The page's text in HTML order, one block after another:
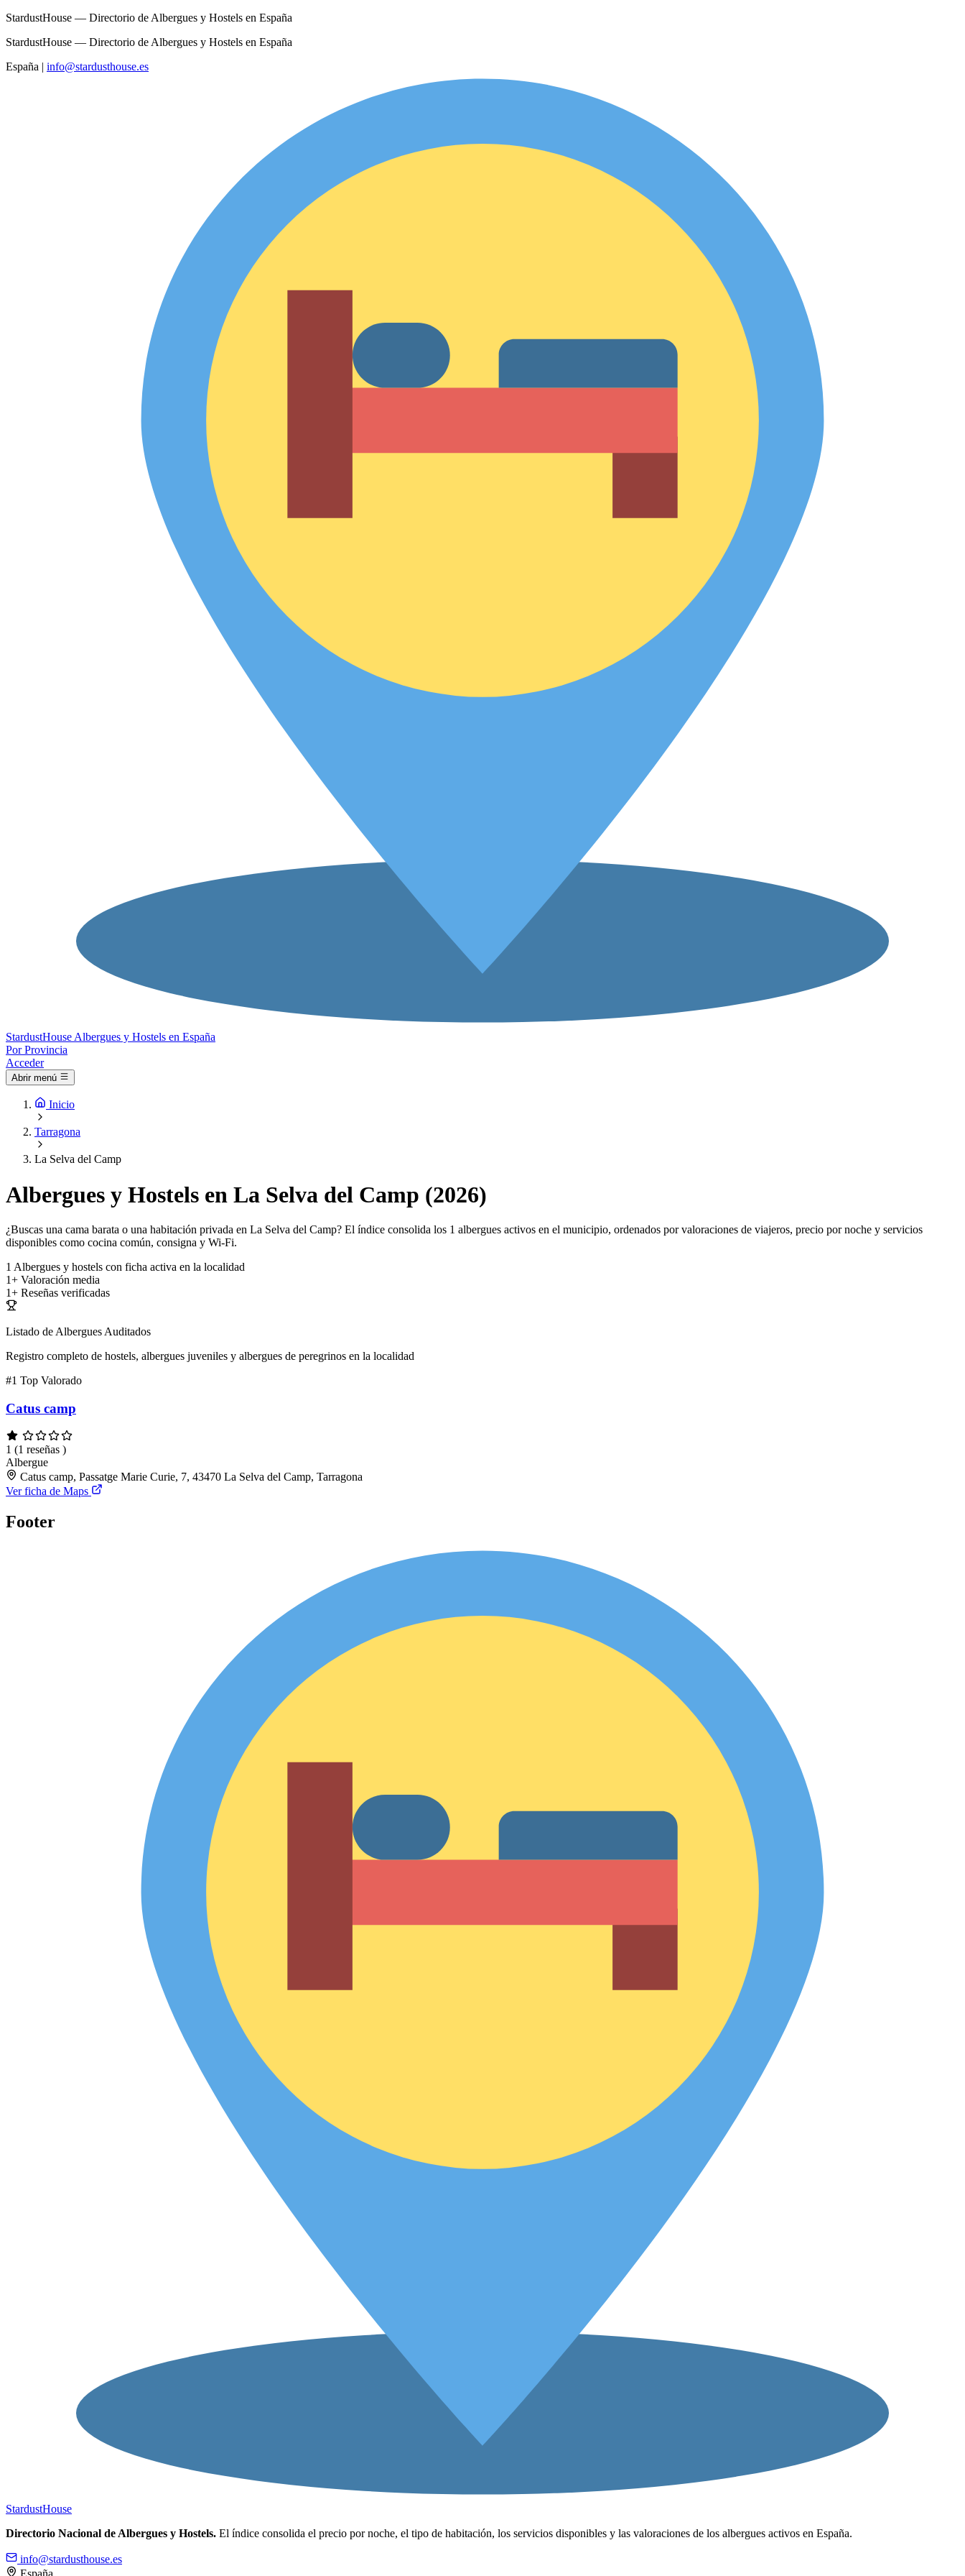
StardustHouse — Directorio de Albergues y Hostels en España
StardustHouse — Directorio de Albergues y Hostels en España
España | info@stardusthouse.es
StardustHouse Albergues y Hostels en España
Por Provincia
Acceder
Abrir menú
Inicio
Tarragona
La Selva del Camp
Albergues y Hostels en La Selva del Camp (2026)
¿Buscas una cama barata o una habitación privada en La Selva del Camp? El índice consolida los 1 albergues activos en el municipio, ordenados por valoraciones de viajeros, precio por noche y servicios
disponibles como cocina común, consigna y Wi-Fi.
1 Albergues y hostels con ficha activa en la localidad
1+ Valoración media
1+ Reseñas verificadas
Listado de Albergues Auditados
Registro completo de hostels, albergues juveniles y albergues de peregrinos en la localidad
#1 Top Valorado
Catus camp
1 (1 reseñas )
Albergue
Catus camp, Passatge Marie Curie, 7, 43470 La Selva del Camp, Tarragona
Ver ficha de Maps
Footer
StardustHouse
Directorio Nacional de Albergues y Hostels. El índice consolida el precio por noche, el tipo de habitación, los servicios disponibles y las valoraciones de los albergues activos en España.
info@stardusthouse.es